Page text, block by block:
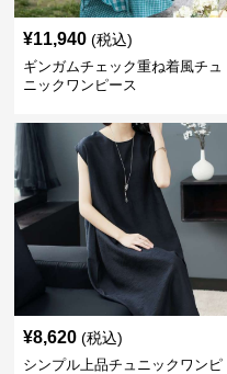
¥11,940 (税込)
ギンガムチェック重ね着風チュ
ニックワンピース
¥8,620 (税込)
シンプル上品チュニックワンピ